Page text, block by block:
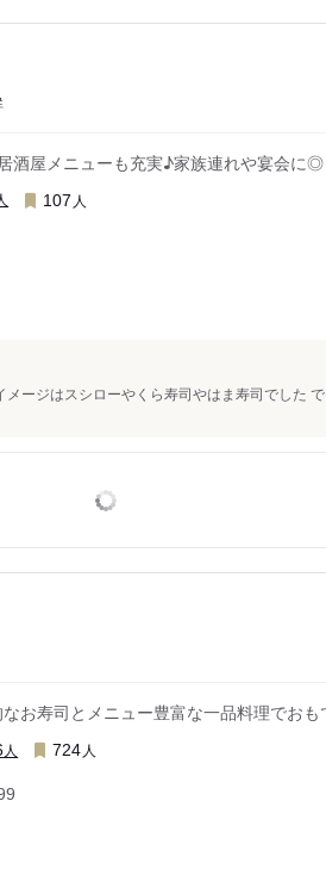
酒屋メニューも充実♪家族連れや宴会に◎
107 人
ージはスシローやくら寿司やはま寿司でした
お寿司とメニュー豊富な一品料理でおも
人 724 人